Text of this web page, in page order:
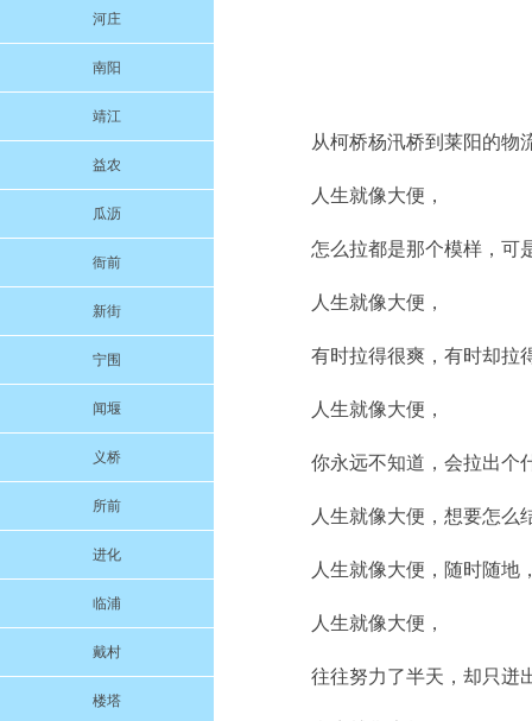
河庄
南阳
靖江
益农
瓜沥
衙前
新街
宁围
闻堰
义桥
所前
进化
临浦
戴村
楼塔
从柯桥杨汛桥到莱阳的物
人生就像大便，
怎么拉都是那个模样，可
人生就像大便，
有时拉得很爽，有时却拉
人生就像大便，
你永远不知道，会拉出个
人生就像大便，想要怎么
人生就像大便，随时随地
人生就像大便，
往往努力了半天，却只迸